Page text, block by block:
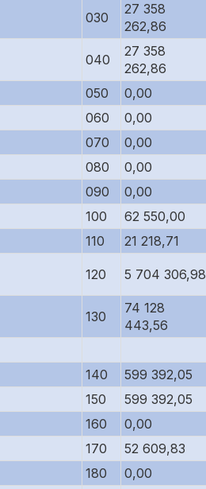
030
27 358
262,86
040
27 358
262,86
050 0,00
060 0,00
070 0,00
080 0,00
090 0,00
100 62 550,00
110 21 218,71
120 5 704 306,98
130
74 128
443,56
140 599 392,05
150 599 392,05
160 0,00
170 52 609,83
180 0,00